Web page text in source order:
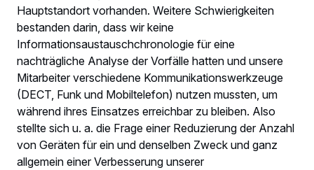
Hauptstandort vorhanden. Weitere Schwierigkeiten
bestanden darin, dass wir keine
Informationsaustauschchronologie für eine
nachträgliche Analyse der Vorfälle hatten und unsere
Mitarbeiter verschiedene Kommunikationswerkzeuge
(DECT, Funk und Mobiltelefon) nutzen mussten, um
während ihres Einsatzes erreichbar zu bleiben. Also
stellte sich u. a. die Frage einer Reduzierung der Anzahl
von Geräten für ein und denselben Zweck und ganz
allgemein einer Verbesserung unserer